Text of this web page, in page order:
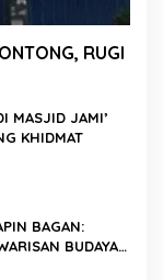
RUGI
MASJID JAMI’
KHIDMAT
BAGAN:
BUDAYA